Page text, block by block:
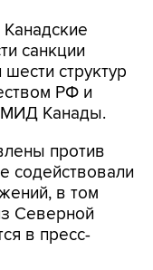
Канадские
санкции
структур
РФ и
МИД Канады.
против
содействовали
в том
Северной
в пресс-